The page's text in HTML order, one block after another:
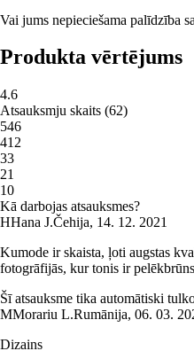
Vai jums nepieciešama palīdzība
Produkta vērtējums
4.6
Atsauksmju skaits (62)
546
412
33
21
10
Kā darbojas atsauksmes?
HHana J.Čehija, 14. 12. 2021
Kumode ir skaista, ļoti augstas
fotogrāfijās, kur tonis ir
Šī atsauksme tika automātiski
MMorariu L.Rumānija, 06. 03.
Dizains